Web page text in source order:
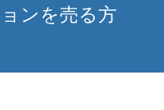
ンを売る方